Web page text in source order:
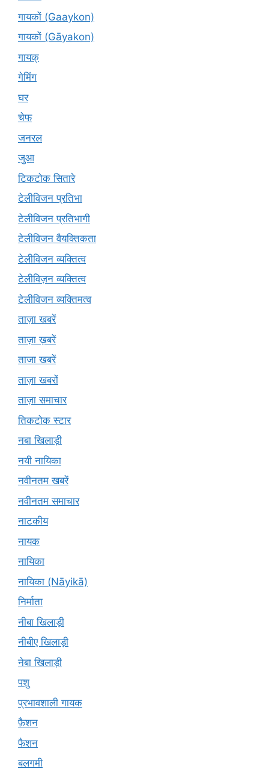
गायकों (Gaaykon)
गायकों (Gāyakon)
गायक्
गेमिंग
घर
चेफ
जनरल
जुआ
टिकटोक सितारे
टेलीविजन प्रतिभा
टेलीविजन प्रतिभागी
टेलीविजन वैयक्तिकता
टेलीविजन व्यक्तित्व
टेलीविज़न व्यक्तित्व
टेलीविजन व्यक्तिमत्व
ताज़ा खबरें
ताज़ा ख़बरें
ताजा खबरें
ताज़ा खबरों
ताज़ा समाचार
तिकटोक स्टार
नबा खिलाड़ी
नयी नायिका
नवीनतम खबरें
नवीनतम समाचार
नाटकीय
नायक
नायिका
नायिका (Nāyikā)
निर्माता
नीबा खिलाड़ी
नीबीए खिलाड़ी
नेबा खिलाड़ी
पशु
प्रभावशाली गायक
फ़ैशन
फैशन
बलगमी